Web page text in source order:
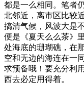
都是一么相同。笔者
北邻近，离市区比较
搞清气候，风波大是
便是《夏天么么茶》
处海底的珊瑚礁，在
空和无边的海连在一
求预备哦！要充分利
西去必定用得着。